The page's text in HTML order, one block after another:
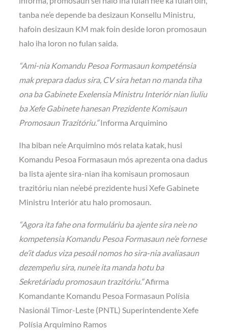
tanba ne’e depende ba desizaun Konsellu Ministru,
hafoin desizaun KM mak foin deside loron promosaun
halo iha loron no fulan saida.
“Ami-nia Komandu Pesoa Formasaun kompeténsia
mak prepara dadus sira, CV sira hetan no manda tiha
ona ba Gabinete Exelensia Ministru Interiór nian liuliu
ba Xefe Gabinete hanesan Prezidente Komisaun
Promosaun Trazitóriu.”Informa Arquimino
Iha biban ne’e Arquimino mós relata katak, husi
Komandu Pesoa Formasaun mós aprezenta ona dadus
ba lista ajente sira-nian iha komisaun promosaun
trazitóriu nian ne’ebé prezidente husi Xefe Gabinete
Ministru Interiór atu halo promosaun.
“Agora ita fahe ona formuláriu ba ajente sira ne’e no
kompetensia Komandu Pesoa Formasaun ne’e fornese
de’it dadus viza pesoál nomos ho sira-nia avaliasaun
dezempeñu sira, nune’e ita manda hotu ba
Sekretáriadu promosaun trazitóriu.”Afirma
Komandante Komandu Pesoa Formasaun Polísia
Nasionál Timor-Leste (PNTL) Superintendente Xefe
Polísia Arquimino Ramos